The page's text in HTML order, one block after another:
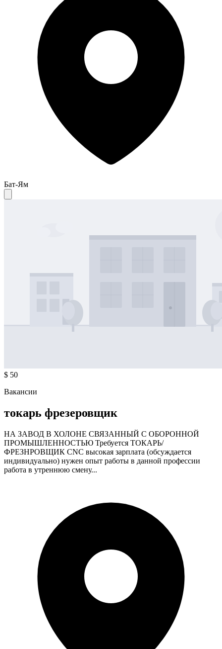
Бат-Ям
$ 50
Вакансии
токарь фрезеровщик
НА ЗАВОД В ХОЛОНЕ СВЯЗАННЫЙ С ОБОРОННОЙ
ПРОМЫШЛЕННОСТЬЮ Требуется ТОКАРЬ/
ФРЕЗНРОВЩИК CNC высокая зарплата (обсуждается
индивидуально) нужен опыт работы в данной профессии
работа в утреннюю смену...